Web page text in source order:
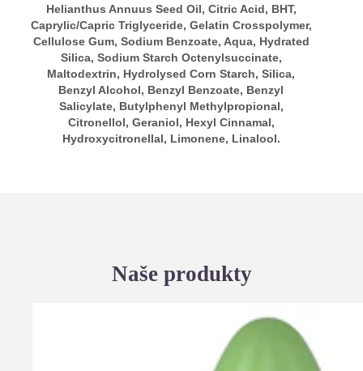
Helianthus Annuus Seed Oil, Citric Acid, BHT,
Caprylic/Capric Triglyceride, Gelatin Crosspolymer,
Cellulose Gum, Sodium Benzoate, Aqua, Hydrated
Silica, Sodium Starch Octenylsuccinate,
Maltodextrin, Hydrolysed Corn Starch, Silica,
Benzyl Alcohol, Benzyl Benzoate, Benzyl
Salicylate, Butylphenyl Methylpropional,
Citronellol, Geraniol, Hexyl Cinnamal,
Hydroxycitronellal, Limonene, Linalool.
Naše produkty